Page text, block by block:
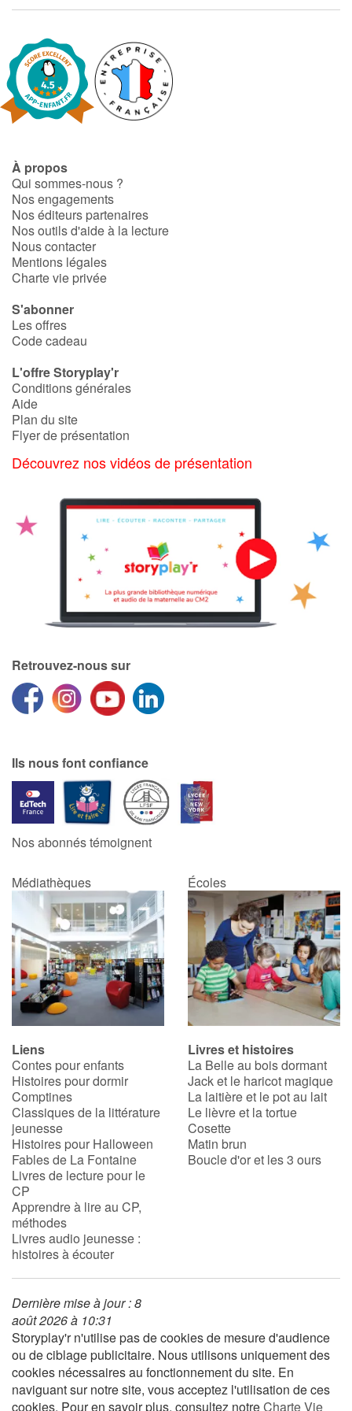
Fable, mythe, littérature et poésie
Princesses et princes, rois, reines et dragons
Ogres, monstres et sorcières
Héroïnes et héros
Écologie, nature, saisons
Les animaux
Voyage, épopée, enquête, aventure
Autour du monde
Apprentissage
Documentaires
En famille
Quotidien et loisirs
À l'école
Fêtes et évènements
Amour et amitié
Sujets de société
Émotions et sentiments
Formats et illustrations
Contraste +
Aide
Accueil
Famille
Écoles
Médiathèques
Vidéos & Tutoriaux
Blog
Actualités
Par thématique
Rencontres et témoignages
Contes d'ici et d'ailleurs
Autour de la lecture
Apprendre à lire
Livre audio
À propos
Qui sommes-nous ?
Nos engagements
Nos éditeurs partenaires
Nos outils d'aide à la lecture
Nous contacter
Mentions légales
Charte vie privée
S'abonner
Les offres
Code cadeau
L'offre Storyplay'r
Conditions générales
Aide
Plan du site
Flyer de présentation
Découvrez nos vidéos de présentation
Retrouvez-nous sur
Ils nous font confiance
Nos abonnés témoignent
Médiathèques Écoles
Liens
Contes pour enfants
Histoires pour dormir
Comptines
Classiques de la littérature
jeunesse
Histoires pour Halloween
Fables de La Fontaine
Livres de lecture pour le
CP
Apprendre à lire au CP,
méthodes
Livres audio jeunesse :
histoires à écouter
Livres et histoires
La Belle au bois dormant
Jack et le haricot magique
La laitière et le pot au lait
Le lièvre et la tortue
Cosette
Matin brun
Boucle d'or et les 3 ours
Dernière mise à jour : 8
août 2026 à 10:31
Storyplay'r n'utilise pas de cookies de mesure d'audience
ou de ciblage publicitaire. Nous utilisons uniquement des
cookies nécessaires au fonctionnement du site. En
naviguant sur notre site, vous acceptez l'utilisation de ces
cookies. Pour en savoir plus, consultez notreCharte Vie